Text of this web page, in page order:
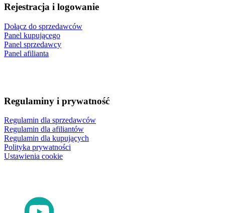
Rejestracja i logowanie
Dołącz do sprzedawców
Panel kupującego
Panel sprzedawcy
Panel afilianta
Regulaminy i prywatność
Regulamin dla sprzedawców
Regulamin dla afiliantów
Regulamin dla kupujących
Polityka prywatności
Ustawienia cookie